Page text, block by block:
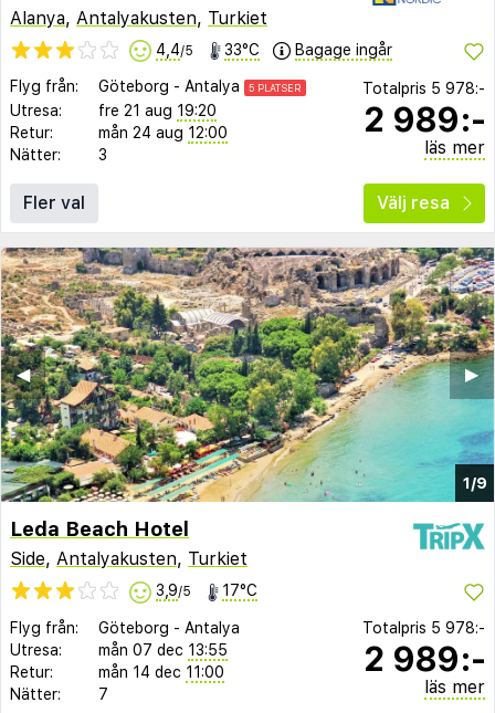
Alanya, Antalyakusten, Turkiet
4,4/5 33°C Bagage ingår
Flyg från: Göteborg - Antalya 5 PLATSER
Utresa: fre 21 aug 19:20
Retur:
mån 24 aug 12:00
Nätter:
3
Totalpris 5 978:-
2 989:-
läs mer
Fler val Välj resa
1/9
▶︎
◀︎
Leda Beach Hotel
Side, Antalyakusten, Turkiet
3,9/5 17°C
Flyg från: Göteborg - Antalya
Utresa:
mån 07 dec 13:55
Retur:
mån 14 dec 11:00
Nätter:
7
Totalpris 5 978:-
2 989:-
läs mer